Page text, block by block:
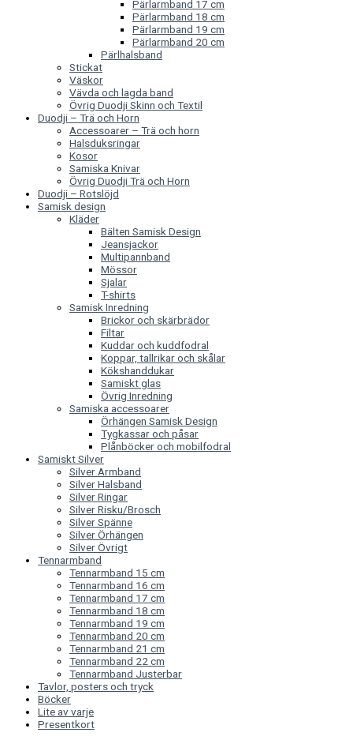
Pärlarmband 17 cm
Pärlarmband 18 cm
Pärlarmband 19 cm
Pärlarmband 20 cm
Pärlhalsband
Stickat
Väskor
Vävda och lagda band
Övrig Duodji Skinn och Textil
Duodji – Trä och Horn
Accessoarer – Trä och horn
Halsduksringar
Kosor
Samiska Knivar
Övrig Duodji Trä och Horn
Duodji – Rotslöjd
Samisk design
Kläder
Bälten Samisk Design
Jeansjackor
Multipannband
Mössor
Sjalar
T-shirts
Samisk Inredning
Brickor och skärbrädor
Filtar
Kuddar och kuddfodral
Koppar, tallrikar och skålar
Kökshanddukar
Samiskt glas
Övrig Inredning
Samiska accessoarer
Örhängen Samisk Design
Tygkassar och påsar
Plånböcker och mobilfodral
Samiskt Silver
Silver Armband
Silver Halsband
Silver Ringar
Silver Risku/Brosch
Silver Spänne
Silver Örhängen
Silver Övrigt
Tennarmband
Tennarmband 15 cm
Tennarmband 16 cm
Tennarmband 17 cm
Tennarmband 18 cm
Tennarmband 19 cm
Tennarmband 20 cm
Tennarmband 21 cm
Tennarmband 22 cm
Tennarmband Justerbar
Tavlor, posters och tryck
Böcker
Lite av varje
Presentkort